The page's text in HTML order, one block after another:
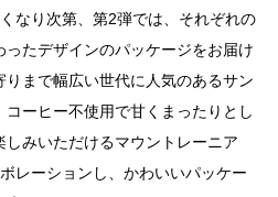
なり次第、第2弾では、それぞれの
たデザインのパッケージをお届け
りまで幅広い世代に人気のあるサン
コーヒー不使用で甘くまったりとし
みいただけるマウントレーニア
レーションし、かわいいパッケー